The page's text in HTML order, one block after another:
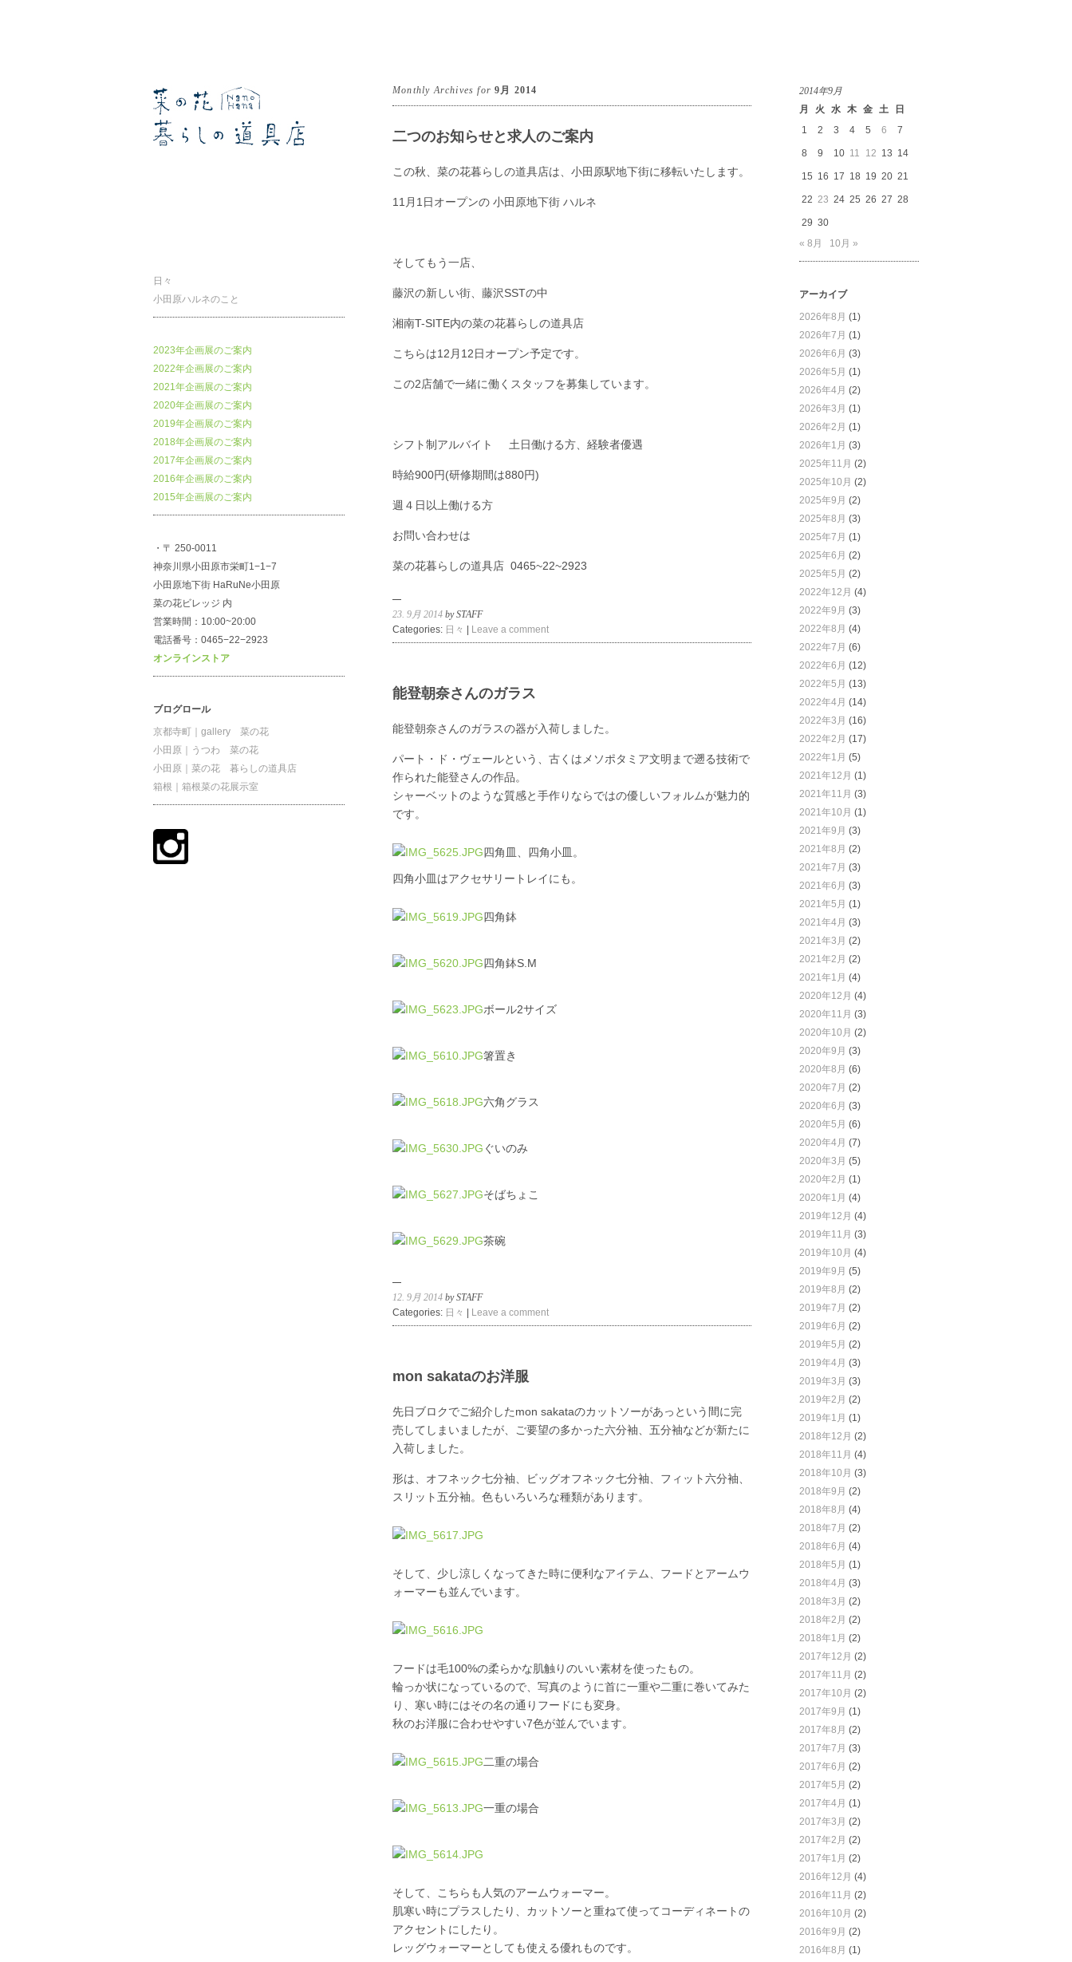
日々
小田原ハルネのこと
2023年企画展のご案内
2022年企画展のご案内
2021年企画展のご案内
2020年企画展のご案内
2019年企画展のご案内
2018年企画展のご案内
2017年企画展のご案内
2016年企画展のご案内
2015年企画展のご案内
・〒 250-0011
神奈川県小田原市栄町1−1−7
小田原地下街 HaRuNe小田原
菜の花ビレッジ 内
営業時間：10:00~20:00
電話番号：0465−22−2923
オンラインストア
ブログロール
京都寺町｜gallery 菜の花
小田原｜うつわ 菜の花
小田原｜菜の花 暮らしの道具店
箱根｜箱根菜の花展示室
Monthly Archives for9月 2014
二つのお知らせと求人のご案内
この秋、菜の花暮らしの道具店は、小田原駅地下街に移転いたします。
11月1日オープンの 小田原地下街 ハルネ
そしてもう一店、
藤沢の新しい街、藤沢SSTの中
湘南T-SITE内の菜の花暮らしの道具店
こちらは12月12日オープン予定です。
この2店舗で一緒に働くスタッフを募集しています。
シフト制アルバイト 土日働ける方、経験者優遇
時給900円(研修期間は880円)
週４日以上働ける方
お問い合わせは
菜の花暮らしの道具店 0465~22~2923
23. 9月 2014 by STAFF
Categories: 日々 Leave a comment
能登朝奈さんのガラス
能登朝奈さんのガラスの器が入荷しました。
パート・ド・ヴェールという、古くはメソポタミア文明まで遡る技術で
作られた能登さんの作品。
シャーベットのような質感と手作りならではの優しいフォルムが魅力的
です。
四角皿、四角小皿。
四角小皿はアクセサリートレイにも。
四角鉢
四角鉢S.M
ボール2サイズ
箸置き
六角グラス
ぐいのみ
そばちょこ
茶碗
12. 9月 2014 by STAFF
Categories: 日々 Leave a comment
mon sakataのお洋服
先日ブロクでご紹介したmon sakataのカットソーがあっという間に完
売してしまいましたが、ご要望の多かった六分袖、五分袖などが新たに
入荷しました。
形は、オフネック七分袖、ビッグオフネック七分袖、フィット六分袖、
スリット五分袖。色もいろいろな種類があります。
そして、少し涼しくなってきた時に便利なアイテム、フードとアームウ
ォーマーも並んでいます。
フードは毛100%の柔らかな肌触りのいい素材を使ったもの。
輪っか状になっているので、写真のように首に一重や二重に巻いてみた
り、寒い時にはその名の通りフードにも変身。
秋のお洋服に合わせやすい7色が並んでいます。
二重の場合
一重の場合
そして、こちらも人気のアームウォーマー。
肌寒い時にプラスしたり、カットソーと重ねて使ってコーディネートの
アクセントにしたり。
レッグウォーマーとしても使える優れものです。
2014年9月
月
火 水 木 金 土
日
1
2 3 4 5 6 7
8 9 10 11 12 13 14
15 16 17 18 19 20 21
22 23 24 25 26 27 28
29 30
« 8月
10月 »
アーカイブ
2026年8月 (1)
2026年7月 (1)
2026年6月 (3)
2026年5月 (1)
2026年4月 (2)
2026年3月 (1)
2026年2月 (1)
2026年1月 (3)
2025年11月 (2)
2025年10月 (2)
2025年9月 (2)
2025年8月 (3)
2025年7月 (1)
2025年6月 (2)
2025年5月 (2)
2022年12月 (4)
2022年9月 (3)
2022年8月 (4)
2022年7月 (6)
2022年6月 (12)
2022年5月 (13)
2022年4月 (14)
2022年3月 (16)
2022年2月 (17)
2022年1月 (5)
2021年12月 (1)
2021年11月 (3)
2021年10月 (1)
2021年9月 (3)
2021年8月 (2)
2021年7月 (3)
2021年6月 (3)
2021年5月 (1)
2021年4月 (3)
2021年3月 (2)
2021年2月 (2)
2021年1月 (4)
2020年12月 (4)
2020年11月 (3)
2020年10月 (2)
2020年9月 (3)
2020年8月 (6)
2020年7月 (2)
2020年6月 (3)
2020年5月 (6)
2020年4月 (7)
2020年3月 (5)
2020年2月 (1)
2020年1月 (4)
2019年12月 (4)
2019年11月 (3)
2019年10月 (4)
2019年9月 (5)
2019年8月 (2)
2019年7月 (2)
2019年6月 (2)
2019年5月 (2)
2019年4月 (3)
2019年3月 (3)
2019年2月 (2)
2019年1月 (1)
2018年12月 (2)
2018年11月 (4)
2018年10月 (3)
2018年9月 (2)
2018年8月 (4)
2018年7月 (2)
2018年6月 (4)
2018年5月 (1)
2018年4月 (3)
2018年3月 (2)
2018年2月 (2)
2018年1月 (2)
2017年12月 (2)
2017年11月 (2)
2017年10月 (2)
2017年9月 (1)
2017年8月 (2)
2017年7月 (3)
2017年6月 (2)
2017年5月 (2)
2017年4月 (1)
2017年3月 (2)
2017年2月 (2)
2017年1月 (2)
2016年12月 (4)
2016年11月 (2)
2016年10月 (2)
2016年9月 (2)
2016年8月 (1)